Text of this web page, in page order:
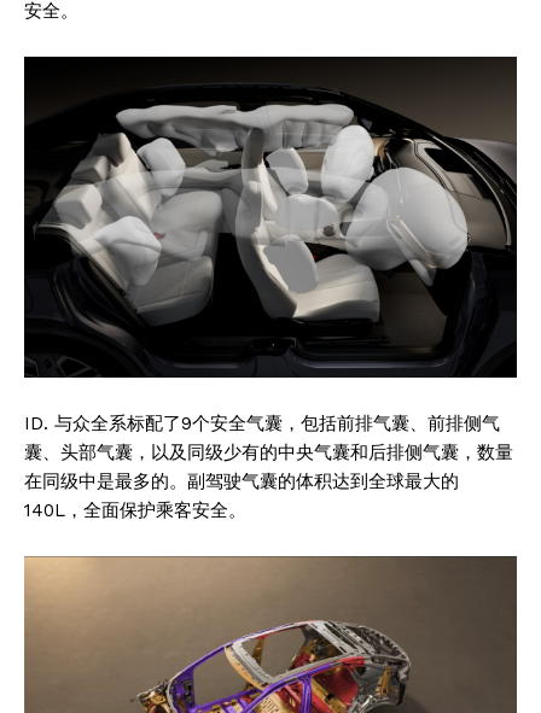
SUBSCRIBE NOW
Company
About
安全。
ID. 与众全系标配了9个安全气囊，包括前排气囊、前排侧气
囊、头部气囊，以及同级少有的中央气囊和后排侧气囊，数量
在同级中是最多的。副驾驶气囊的体积达到全球最大的
140L，全面保护乘客安全。